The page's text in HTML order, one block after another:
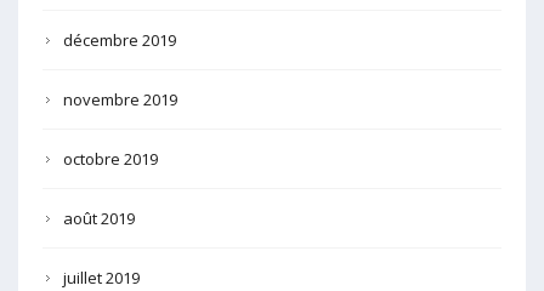
décembre 2019
novembre 2019
octobre 2019
août 2019
juillet 2019